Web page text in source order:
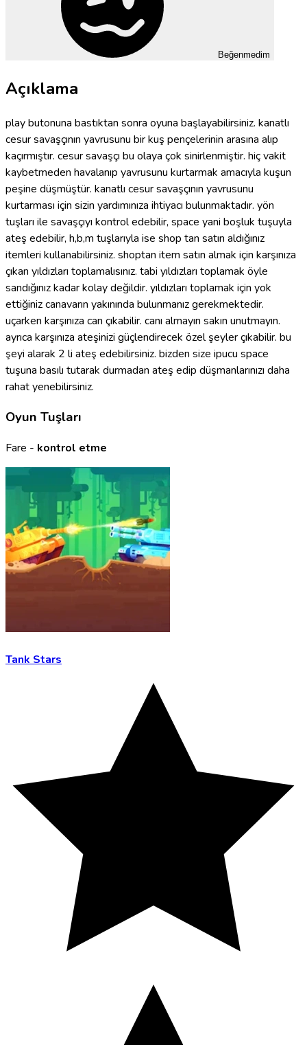
Beğenmedim
Açıklama
play butonuna bastıktan sonra oyuna başlayabilirsiniz. kanatlı
cesur savaşçının yavrusunu bir kuş pençelerinin arasına alıp
kaçırmıştır. cesur savaşçı bu olaya çok sinirlenmiştir. hiç vakit
kaybetmeden havalanıp yavrusunu kurtarmak amacıyla kuşun
peşine düşmüştür. kanatlı cesur savaşçının yavrusunu
kurtarması için sizin yardımınıza ihtiyacı bulunmaktadır. yön
tuşları ile savaşçıyı kontrol edebilir, space yani boşluk tuşuyla
ateş edebilir, h,b,m tuşlarıyla ise shop tan satın aldığınız
itemleri kullanabilirsiniz. shoptan item satın almak için karşınıza
çıkan yıldızları toplamalısınız. tabi yıldızları toplamak öyle
sandığınız kadar kolay değildir. yıldızları toplamak için yok
ettiğiniz canavarın yakınında bulunmanız gerekmektedir.
uçarken karşınıza can çıkabilir. canı almayın sakın unutmayın.
ayrıca karşınıza ateşinizi güçlendirecek özel şeyler çıkabilir. bu
şeyi alarak 2 li ateş edebilirsiniz. bizden size ipucu space
tuşuna basılı tutarak durmadan ateş edip düşmanlarınızı daha
rahat yenebilirsiniz.
Oyun Tuşları
Fare - kontrol etme
Tank Stars